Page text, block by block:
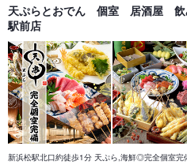
天ぷらとおでん 個室 居酒屋
駅前店
新浜松駅北口約徒歩1分 天ぷら,海鮮◎完全個室完